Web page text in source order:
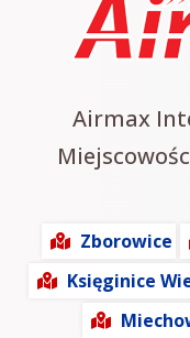
Airmax
Zborowice
Księginice